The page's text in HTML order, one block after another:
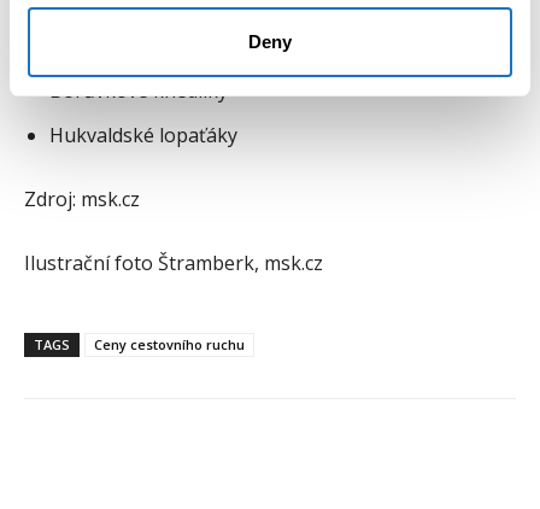
Deny
Pečené koleno z Rohova
Borůvkové knedlíky
Hukvaldské lopaťáky
Zdroj: msk.cz
Ilustrační foto Štramberk, msk.cz
TAGS Ceny cestovního ruchu